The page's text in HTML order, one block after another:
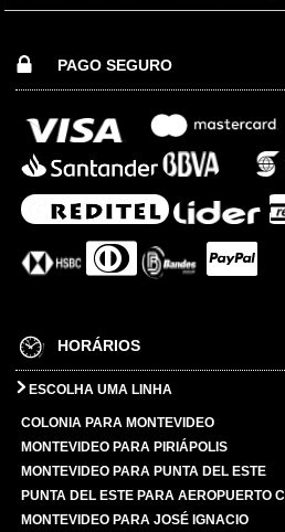
PAGO SEGURO
HORÁRIOS
ESCOLHA UMA LINHA
COLONIA PARA MONTEVIDEO
MONTEVIDEO PARA PIRIÁPOLIS
MONTEVIDEO PARA PUNTA DEL ESTE
PUNTA DEL ESTE PARA AEROPUERTO
MONTEVIDEO PARA JOSÉ IGNACIO